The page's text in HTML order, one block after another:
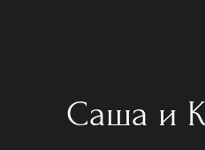
Саша и